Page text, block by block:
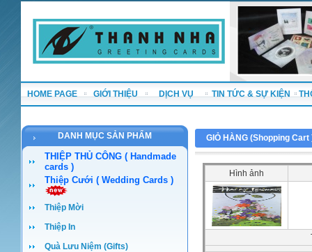
HOME PAGE GIỚI THIỆU DỊCH VỤ TIN TỨC & SỰ KIỆN
DANH MỤC SẢN PHẨM
THIỆP THỦ CÔNG ( Handmade
cards )
Thiệp Cưới ( Wedding Cards )
Thiệp Mời
Thiệp In
Quà Lưu Niệm (Gifts)
GIỎ HÀNG (Shopping Cart
Hình ảnh